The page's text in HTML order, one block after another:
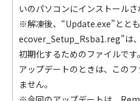
いのパソコンにインストールさ
※解凍後、“Update.exe”とと
ecover_Setup_Rsba1.reg”は
初期化するためのファイルです。
アップデートのときは、この
ません。